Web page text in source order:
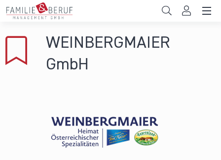
Direkt zum Inhalt
Gemeinden
WEINBERGMAIER
GmbH